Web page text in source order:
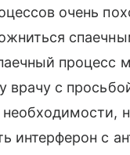
очень
процесс
с
интерферон с